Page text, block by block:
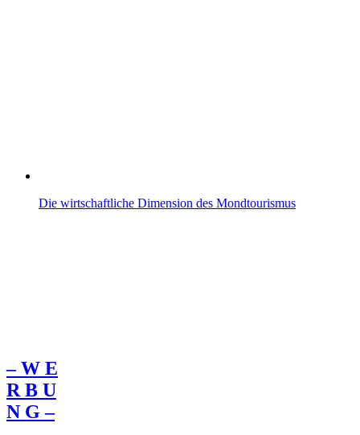
Die wirtschaftliche Dimension des Mondtourismus
– W Ε
R Β U
Ν G –